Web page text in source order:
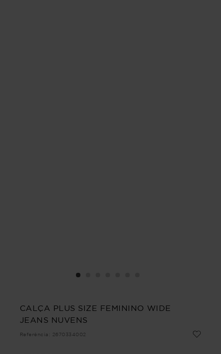
CALÇA PLUS SIZE FEMININO WIDE
JEANS NUVENS
Referência : 2670334002